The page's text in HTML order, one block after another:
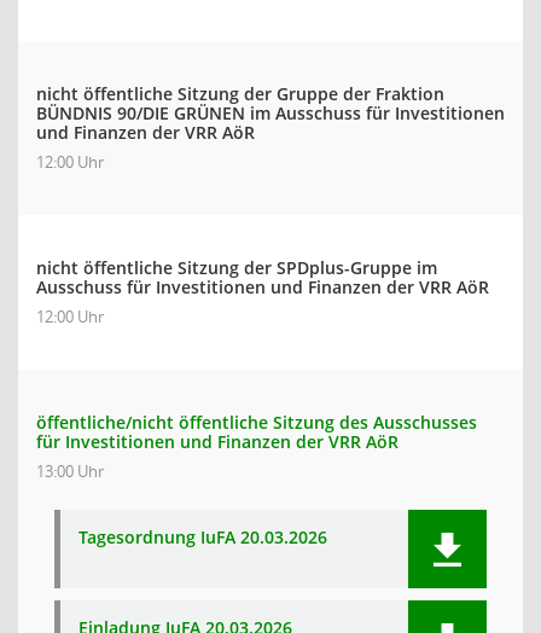
nicht öffentliche Sitzung der Gruppe der Fraktion
BÜNDNIS 90/DIE GRÜNEN im Ausschuss für Investitionen
und Finanzen der VRR AöR
12:00 Uhr
nicht öffentliche Sitzung der SPDplus-Gruppe im
Ausschuss für Investitionen und Finanzen der VRR AöR
12:00 Uhr
öffentliche/nicht öffentliche Sitzung des Ausschusses
für Investitionen und Finanzen der VRR AöR
13:00 Uhr
Tagesordnung IuFA 20.03.2026
Einladung IuFA 20.03.2026